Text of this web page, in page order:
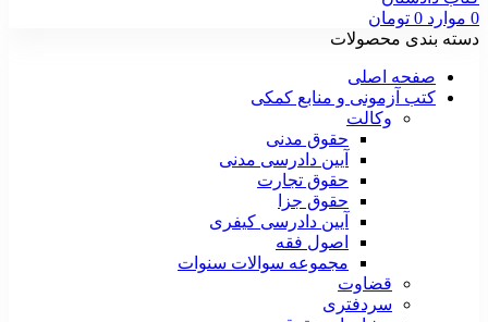
0 موارد 0 تومان
دسته بندی محصولات
صفحه اصلی
کتب آزمونی و منابع کمکی
وکالت
حقوق مدنی
آیین دادرسی مدنی
حقوق تجارت
حقوق جزا
آیین دادرسی کیفری
اصول فقه
مجموعه سوالات سنوات
قضاوت
سردفتری